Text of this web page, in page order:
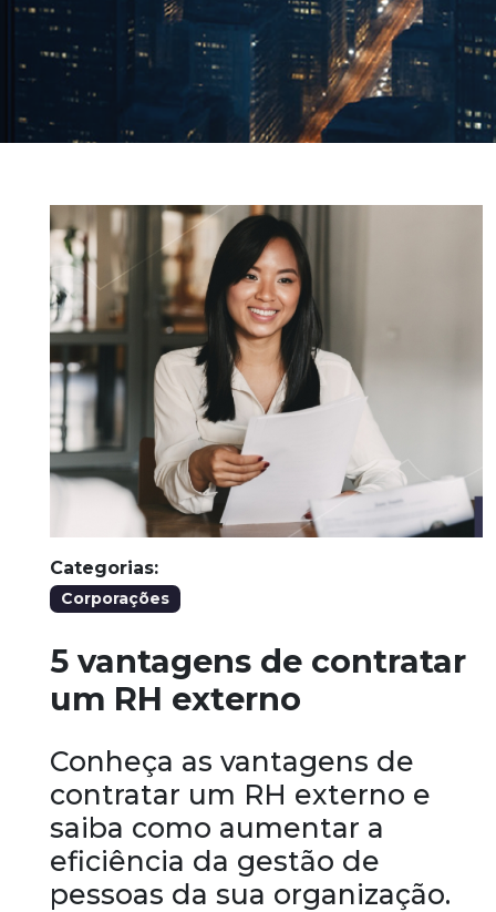
Categorias:
Corporações
5 vantagens de contratar
um RH externo
Conheça as vantagens de
contratar um RH externo e
saiba como aumentar a
eficiência da gestão de
pessoas da sua organização.